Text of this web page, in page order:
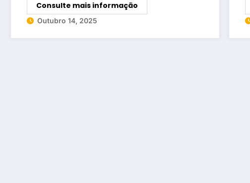
Consulte mais informação
Outubro 14, 2025